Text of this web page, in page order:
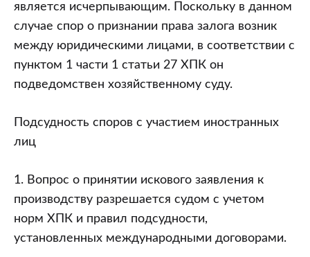
является исчерпывающим. Поскольку в данном
случае спор о признании права залога возник
между юридическими лицами, в соответствии с
пунктом 1 части 1 статьи 27 ХПК он
подведомствен хозяйственному суду.
Подсудность споров с участием иностранных
лиц
1. Вопрос о принятии искового заявления к
производству разрешается судом с учетом
норм ХПК и правил подсудности,
установленных международными договорами.